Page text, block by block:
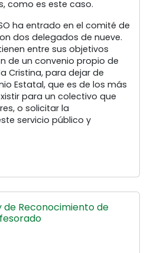
como es este caso.
ha entrado en el comité de
dos delegados de nueve.
entre sus objetivos
de un convenio propio de
Cristina, para dejar de
Estatal, que es de los más
para un colectivo que
o solicitar la
servicio público y
de Reconocimiento de